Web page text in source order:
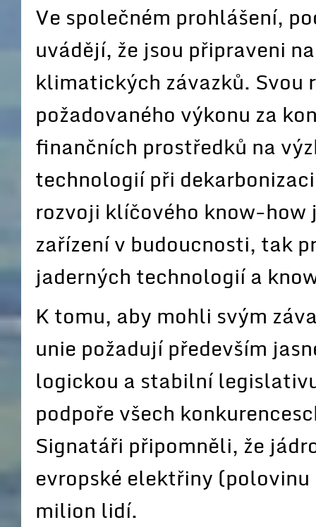
Ve společném prohlášení,
uvádějí, že jsou připraveni
klimatických závazků.
požadovaného výkonu za
finančních prostředků na
technologií při
rozvoji klíčového know-how
zařízení v budoucnosti, tak
jaderných technologií a
K tomu, aby mohli svým
unie požadují především
logickou a stabilní
podpoře všech
Signatáři připomněli, že
evropské elektřiny
milion lidí.